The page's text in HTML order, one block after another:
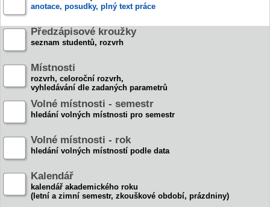
anotace, posudky, plný text práce
Předzápisové kroužky
seznam studentů, rozvrh
Místnosti
rozvrh, celoroční rozvrh,
vyhledávání dle zadaných parametrů
Volné místnosti - semestr
hledání volných místnosti pro semestr
Volné místnosti - rok
hledání volných místností podle data
Kalendář
kalendář akademického roku
(letní a zimní semestr, zkouškové období, prázdniny)